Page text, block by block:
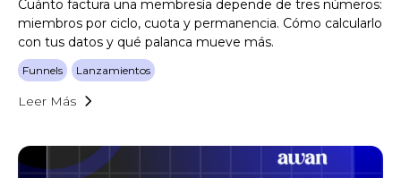
Cuánto factura una membresía depende de tres números:
miembros por ciclo, cuota y permanencia. Cómo calcularlo
con tus datos y qué palanca mueve más.
Funnels Lanzamientos
Leer Más